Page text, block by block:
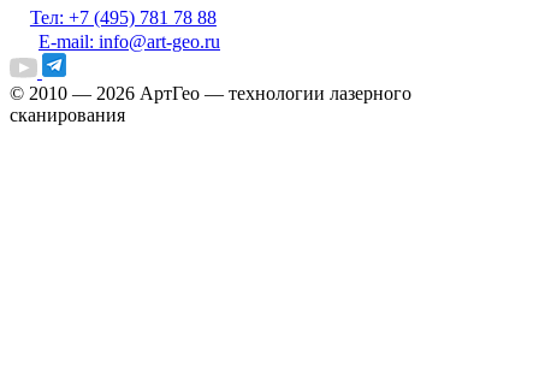
Тел: +7 (495) 781 78 88
E-mail: info@art-geo.ru
© 2010 — 2026 АртГео — технологии лазерного
сканирования